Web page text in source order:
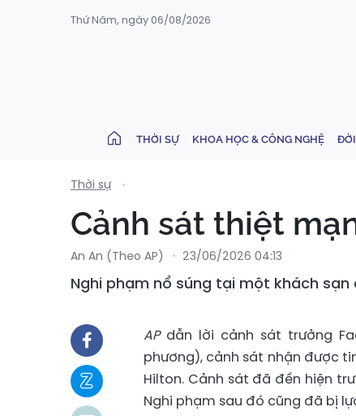
Thứ Năm, ngày 06/08/2026
THỜI SỰ KHOA HỌC & CÔNG NGHỆ
Thời sự
Cảnh sát thiệt
An An (Theo AP) 23/06/2026 04:13
Nghi phạm nổ súng tại một khách
APdẫn lời cảnh sát trưởng
phương), cảnh sát nhận được
Hilton. Cảnh sát đã đến hiện
Nghi phạm sau đó cũng đã bị